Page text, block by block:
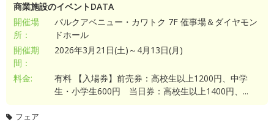
商業施設のイベントDATA
開催場
所：
パルクアベニュー・カワトク 7F 催事場＆ダイヤモン
ドホール
開催期
間：
2026年3月21日(土)～4月13日(月)
料金:
有料 【入場券】前売券：高校生以上1200円、中学
生・小学生600円 当日券：高校生以上1400円、...
フェア